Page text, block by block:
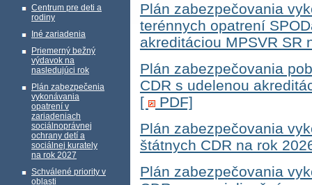
Centrum pre deti a
rodiny
Iné zariadenia
Priemerný bežný
výdavok na
nasledujúci rok
Plán zabezpečenia
vykonávania
opatrení v
zariadeniach
sociálnoprávnej
ochrany detí a
sociálnej kurately
na rok 2027
Schválené priority v
oblasti
Plán zabezpečovania
terénnych opatrení
akreditáciou MPSVR SR
Plán zabezpečovania
CDR s udelenou
[
PDF]
Plán zabezpečovania
štátnych CDR na rok
Plán zabezpečovania